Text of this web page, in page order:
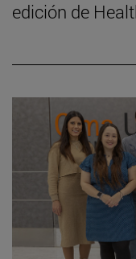
edición de